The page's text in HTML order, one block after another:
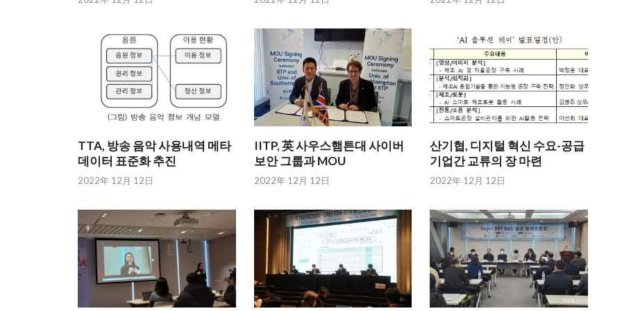
TTA, 방송 음악 사용내역 메타
데이터 표준화 추진
2022年 12月 12日
IITP, 英 사우스햄튼대 사이버
보안 그룹과 MOU
2022年 12月 12日
산기협, 디지털 혁신 수요-공급
기업간 교류의 장 마련
2022年 12月 12日